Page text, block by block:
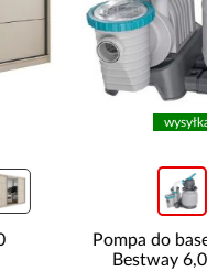
do basenów piaskowa
Bestway 6,056l/h 58497